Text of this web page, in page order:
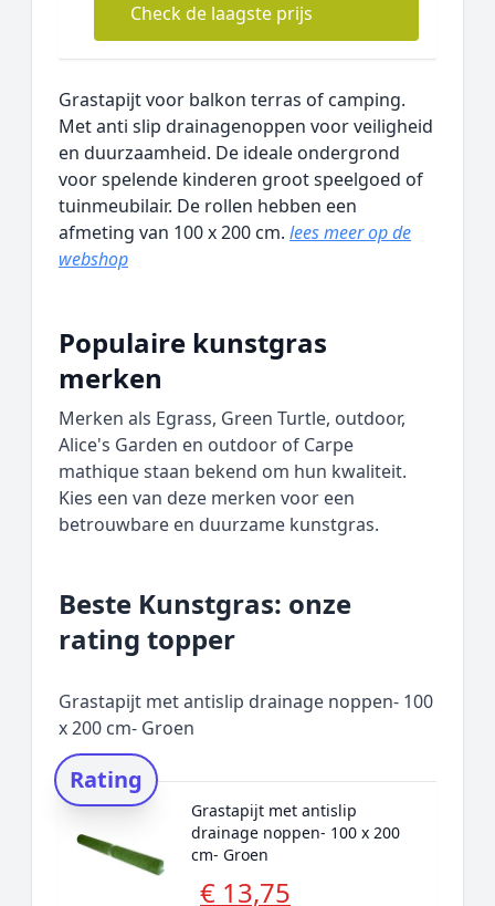
Check de laagste prijs
Grastapijt voor balkon terras of camping.
Met anti slip drainagenoppen voor veiligheid
en duurzaamheid. De ideale ondergrond
voor spelende kinderen groot speelgoed of
tuinmeubilair. De rollen hebben een
afmeting van 100 x 200 cm. lees meer op de
webshop
Populaire kunstgras
merken
Merken als Egrass, Green Turtle, outdoor,
Alice's Garden en outdoor of Carpe
mathique staan bekend om hun kwaliteit.
Kies een van deze merken voor een
betrouwbare en duurzame kunstgras.
Beste Kunstgras: onze
rating topper
Grastapijt met antislip drainage noppen- 100
x 200 cm- Groen
Rating
Grastapijt met antislip
drainage noppen- 100 x 200
cm- Groen
€ 13,75